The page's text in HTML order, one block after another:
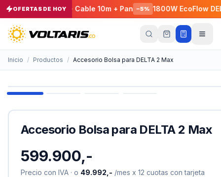
OFERTAS DE HOY
EcoFlow E980 + Cable 10m + Pan −5 % 1800W EcoFlow
Inicio / Productos / Accesorio Bolsa para DELTA 2 Max
Accesorio Bolsa para DELTA 2 Max
599.900,-
Precio con IVA · o 49.992,- /mes x 12 cuotas con tarjeta
Tu
Vacío
carrito
vacío
al
y